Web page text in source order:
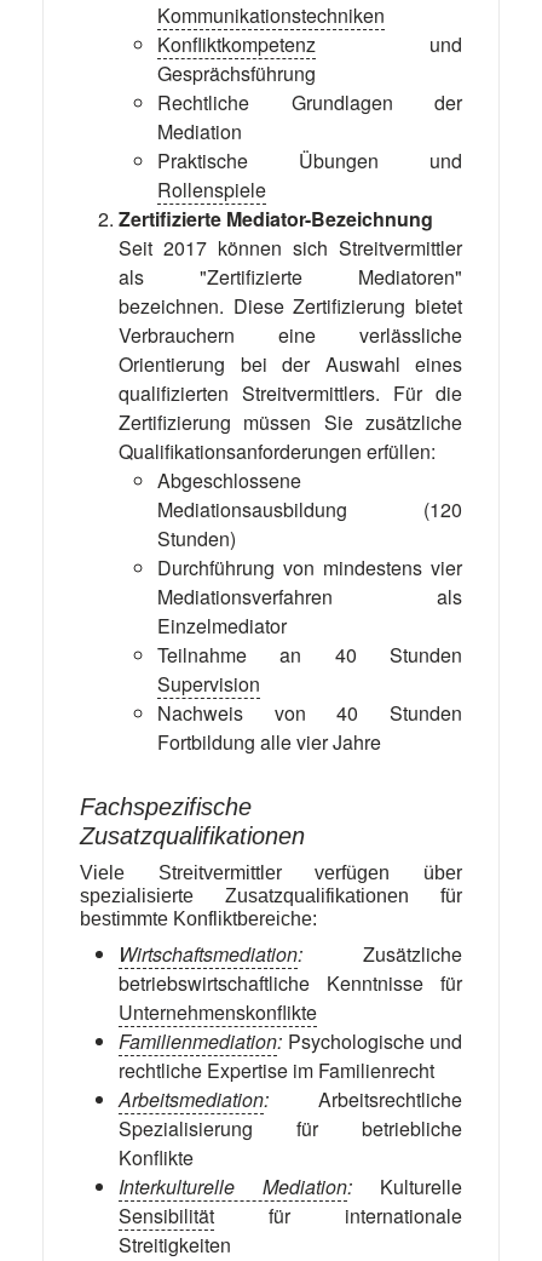
Kommunikationstechniken
Konfliktkompetenz und
Gesprächsführung
Rechtliche Grundlagen der
Mediation
Praktische Übungen und
Rollenspiele
Zertifizierte Mediator-Bezeichnung
Seit 2017 können sich Streitvermittler
als "Zertifizierte Mediatoren"
bezeichnen. Diese Zertifizierung bietet
Verbrauchern eine verlässliche
Orientierung bei der Auswahl eines
qualifizierten Streitvermittlers. Für die
Zertifizierung müssen Sie zusätzliche
Qualifikationsanforderungen erfüllen:
Abgeschlossene
Mediationsausbildung (120
Stunden)
Durchführung von mindestens vier
Mediationsverfahren als
Einzelmediator
Teilnahme an 40 Stunden
Supervision
Nachweis von 40 Stunden
Fortbildung alle vier Jahre
Fachspezifische
Zusatzqualifikationen
Viele Streitvermittler verfügen über
spezialisierte Zusatzqualifikationen für
bestimmte Konfliktbereiche:
Wirtschaftsmediation: Zusätzliche
betriebswirtschaftliche Kenntnisse für
Unternehmenskonflikte
Familienmediation: Psychologische und
rechtliche Expertise im Familienrecht
Arbeitsmediation: Arbeitsrechtliche
Spezialisierung für betriebliche
Konflikte
Interkulturelle Mediation: Kulturelle
Sensibilität für internationale
Streitigkeiten